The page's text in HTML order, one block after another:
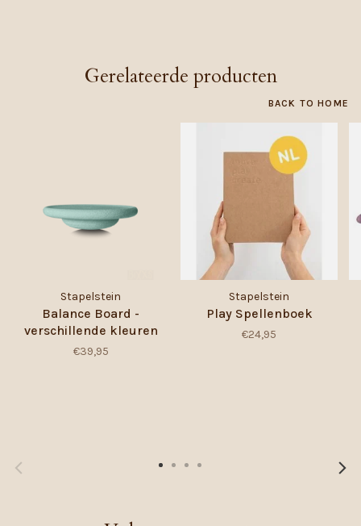
Gerelateerde producten
BACK TO HOME
Stapelstein
Balance Board -
verschillende kleuren
€39,95
Stapelstein
Play Spellenboek
€24,95